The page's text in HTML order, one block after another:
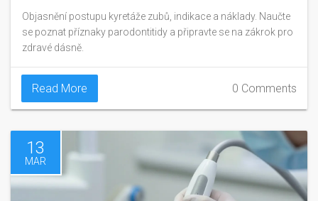
Objasnění postupu kyretáže zubů, indikace a náklady. Naučte
se poznat příznaky parodontitidy a připravte se na zákrok pro
zdravé dásně.
Read More 0 Comments
13
MAR